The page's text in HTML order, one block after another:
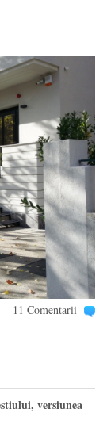
11 Comentarii
versiunea